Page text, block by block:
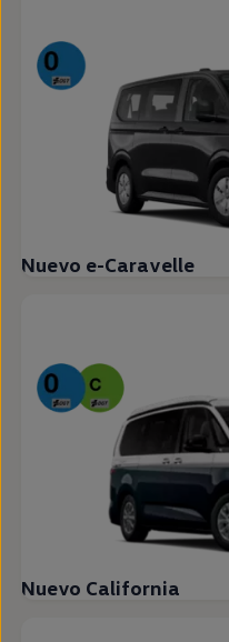
Nuevo e-Caravelle
Nuevo California